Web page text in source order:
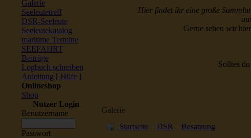
Galerie
Seeleutetreff
DSR-Seeleute
Seeleutekatalog
maritime Termine
SEEFAHRT
Beiträge
Logbuch schreiben
Anleitung [ Hilfe ]
Onlineshop
Shop
Nutzer Login
Benutzername
Passwort
Hier findet ihr eine große
Gerne sehen wir
Solltes
Galerie
Startseite» DSR » Besatzung